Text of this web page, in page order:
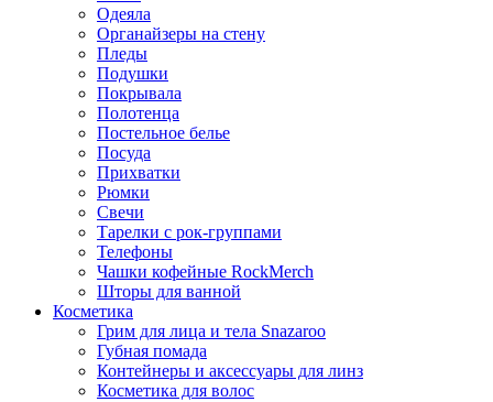
Одеяла
Органайзеры на стену
Пледы
Подушки
Покрывала
Полотенца
Постельное белье
Посуда
Прихватки
Рюмки
Свечи
Тарелки с рок-группами
Телефоны
Чашки кофейные RockMerch
Шторы для ванной
Косметика
Грим для лица и тела Snazaroo
Губная помада
Контейнеры и аксессуары для линз
Косметика для волос